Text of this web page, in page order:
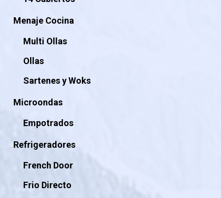
Menaje Cocina
Multi Ollas
Ollas
Sartenes y Woks
Microondas
Empotrados
Refrigeradores
French Door
Frio Directo